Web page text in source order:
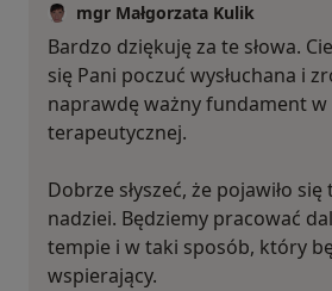
mgr Małgorzata Kulik
Bardzo dziękuję za te słowa.
się Pani poczuć wysłuchana i
naprawdę ważny fundament w
terapeutycznej.
Dobrze słyszeć, że pojawiło
nadziei. Będziemy pracować
tempie i w taki sposób, który
wspierający.